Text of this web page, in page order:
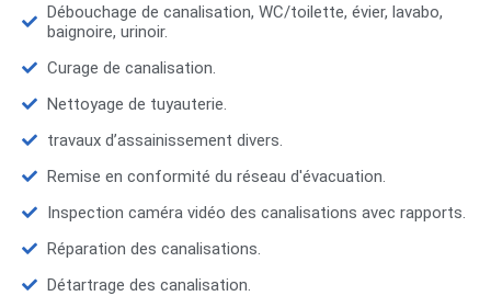
Débouchage de canalisation, WC/toilette, évier, lavabo,
baignoire, urinoir.
Curage de canalisation.
Nettoyage de tuyauterie.
travaux d’assainissement divers.
Remise en conformité du réseau d'évacuation.
Inspection caméra vidéo des canalisations avec rapports.
Réparation des canalisations.
Détartrage des canalisation.